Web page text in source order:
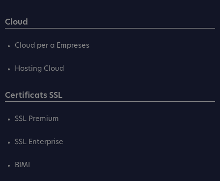
Cloud
Cloud per a Empreses
Hosting Cloud
Certificats SSL
SSL Premium
SSL Enterprise
BIMI